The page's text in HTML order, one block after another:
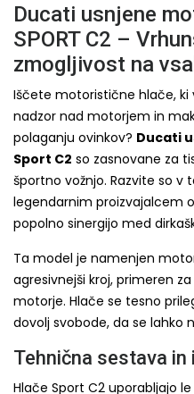
Ducati usnjene
SPORT C2 –
zmogljivost na
Iščete motoristične hlače,
nadzor nad motorjem in
polaganju ovinkov? Ducati
Sport C2 so zasnovane za
športno vožnjo. Razvite so v
legendarnim proizvajalcem
popolno sinergijo med
Ta model je namenjen
agresivnejši kroj, primeren
motorje. Hlače se tesno
dovolj svobode, da se
Tehnična sestava
Hlače Sport C2 uporabljajo